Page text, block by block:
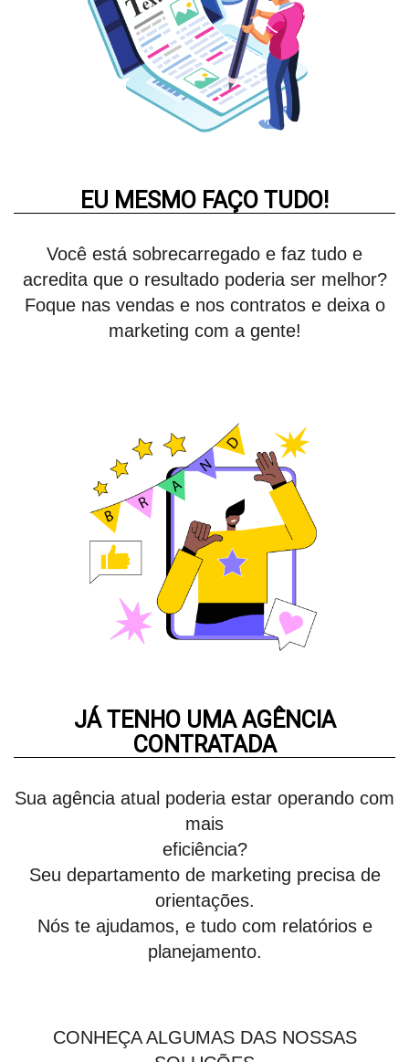
EU MESMO FAÇO TUDO!
Você está sobrecarregado e faz tudo e
acredita que o resultado poderia ser melhor?
Foque nas vendas e nos contratos e deixa o
marketing com a gente!
JÁ TENHO UMA AGÊNCIA
CONTRATADA
Sua agência atual poderia estar operando com
mais
eficiência?
Seu departamento de marketing precisa de
orientações.
Nós te ajudamos, e tudo com relatórios e
planejamento.
CONHEÇA ALGUMAS DAS NOSSAS